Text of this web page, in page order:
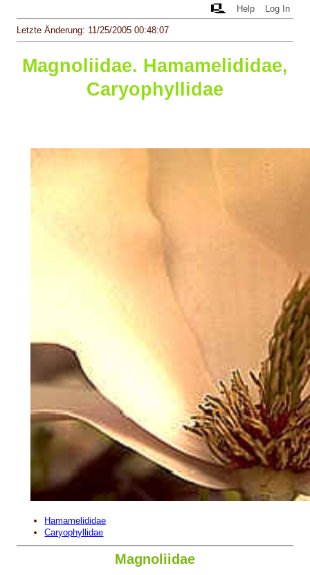
Help Log In
Letzte Änderung: 11/25/2005 00:48:07
Magnoliidae. Hamamelididae,
Caryophyllidae
Hamamelididae
Caryophyllidae
Magnoliidae